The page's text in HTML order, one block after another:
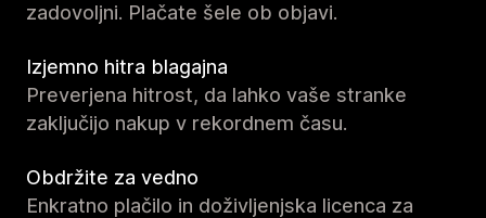
zadovoljni. Plačate šele ob objavi.
Izjemno hitra blagajna
Preverjena hitrost, da lahko vaše stranke
zaključijo nakup v rekordnem času.
Obdržite za vedno
Enkratno plačilo in doživljenjska licenca za